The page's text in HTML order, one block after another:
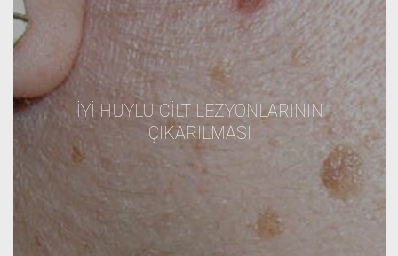
İYI HUYLU CILT LEZYONLARININ
ÇIKARILMASI